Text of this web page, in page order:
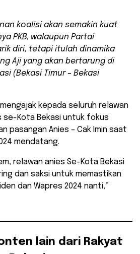
koalisi akan semakin kuat
PKB, walaupun Partai
diri, tetapi itulah dinamika
Aji yang akan bertarung di
(Bekasi Timur – Bekasi
kepada seluruh relawan
se-Kota Bekasi untuk fokus
pasangan Anies – Cak Imin saat
mendatang.
relawan anies Se-Kota Bekasi
dan saksi untuk memastikan
dan Wapres 2024 nanti,”
lain dari Rakyat